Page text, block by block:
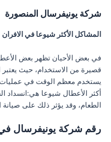
شركة يونيفرسال المنصورة
المشاكل الأكثر شيوعا في الافران
في بعض الأحيان تظهر بعض
قصيرة من الاستخدام، حيث يعتبر
يستخدم معظم الوقت في عمليات
أكثر الأعطال شيوعا هي:انسداد
الطعام، وقد يؤثر ذلك على
رقم شركة يونيفرسال